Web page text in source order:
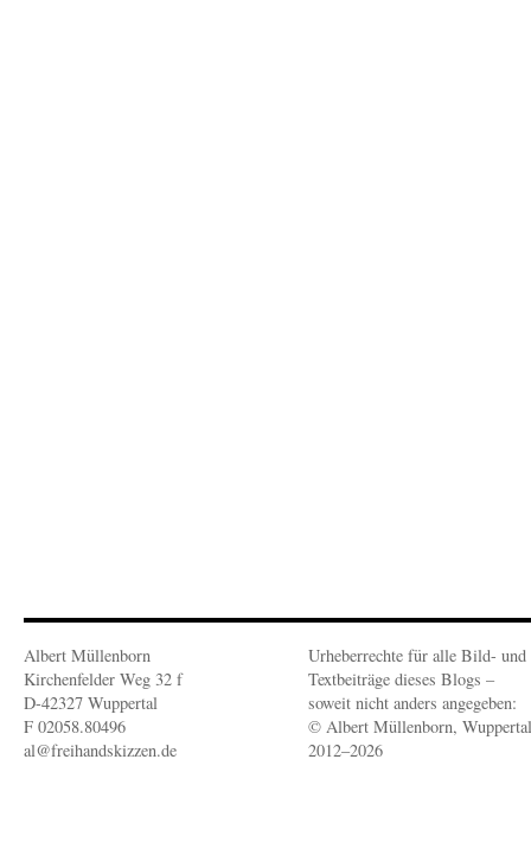
Albert Müllenborn
Kirchenfelder Weg 32 f
D-42327 Wuppertal
F 02058.80496
al@freihandskizzen.de
Urheberrechte für alle Bild- und
Textbeiträge dieses Blogs –
soweit nicht anders angegeben:
© Albert Müllenborn, Wuppertal
2012–2026